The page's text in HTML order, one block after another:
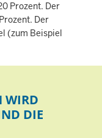
Prozent. Der
Der
(zum Beispiel
WIRD
DIE